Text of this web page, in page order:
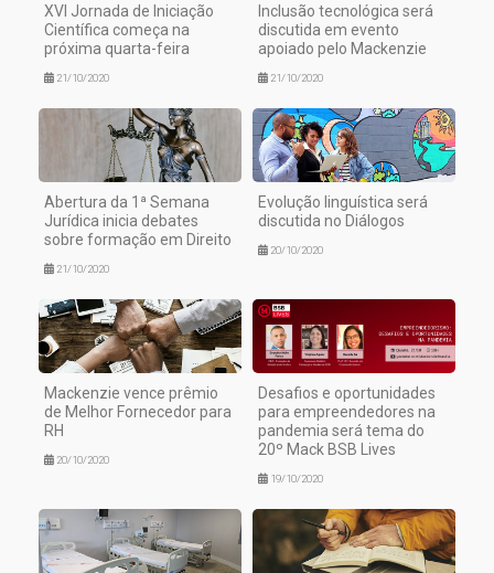
XVI Jornada de Iniciação
Científica começa na
próxima quarta-feira
21/10/2020
Inclusão tecnológica será
discutida em evento
apoiado pelo Mackenzie
21/10/2020
Abertura da 1ª Semana
Jurídica inicia debates
sobre formação em Direito
21/10/2020
Evolução linguística será
discutida no Diálogos
20/10/2020
Mackenzie vence prêmio
de Melhor Fornecedor para
RH
20/10/2020
Desafios e oportunidades
para empreendedores na
pandemia será tema do
20º Mack BSB Lives
19/10/2020